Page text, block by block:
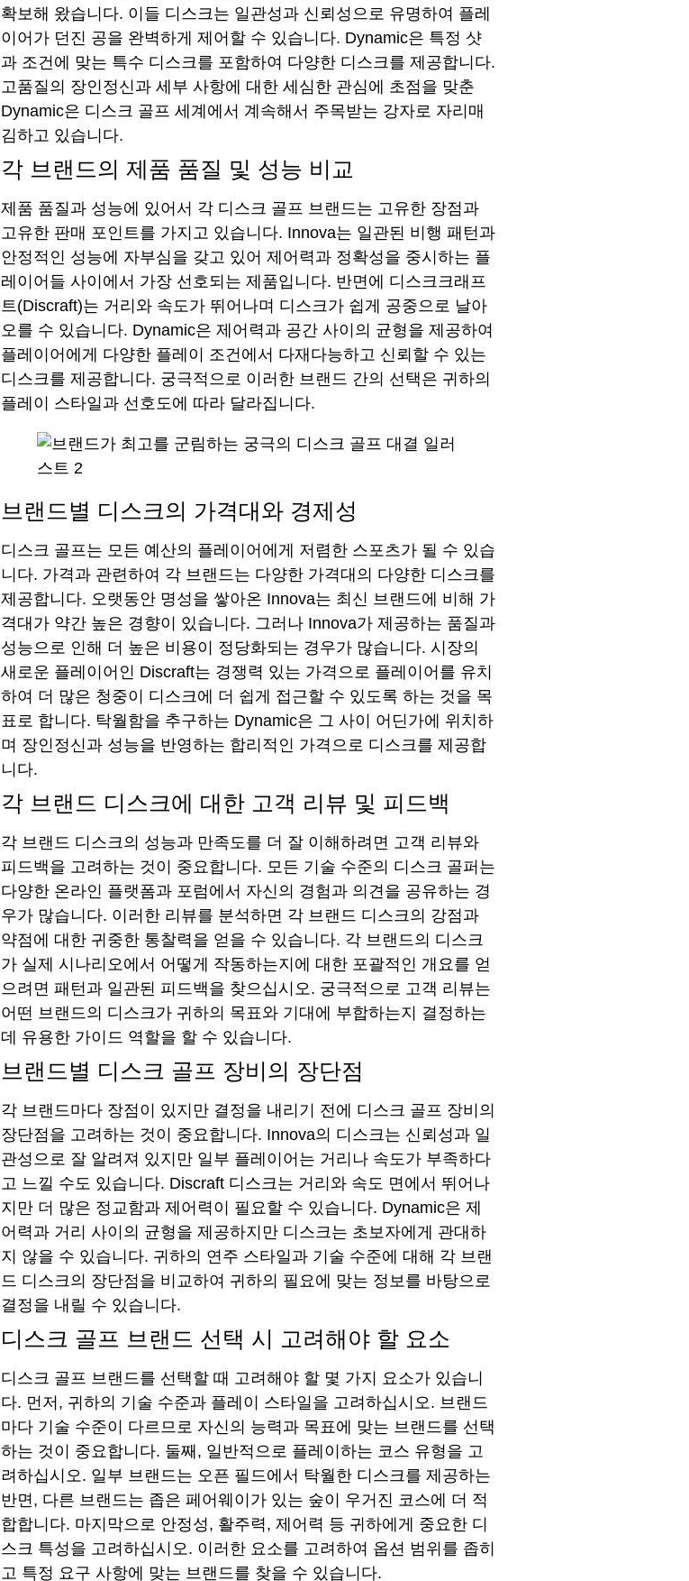
확보해 왔습니다. 이들 디스크는 일관성과 신뢰성으로 유명하여 플레
이어가 던진 공을 완벽하게 제어할 수 있습니다. Dynamic은 특정 샷
과 조건에 맞는 특수 디스크를 포함하여 다양한 디스크를 제공합니다.
고품질의 장인정신과 세부 사항에 대한 세심한 관심에 초점을 맞춘
Dynamic은 디스크 골프 세계에서 계속해서 주목받는 강자로 자리매
김하고 있습니다.
각 브랜드의 제품 품질 및 성능 비교
제품 품질과 성능에 있어서 각 디스크 골프 브랜드는 고유한 장점과
고유한 판매 포인트를 가지고 있습니다. Innova는 일관된 비행 패턴과
안정적인 성능에 자부심을 갖고 있어 제어력과 정확성을 중시하는 플
레이어들 사이에서 가장 선호되는 제품입니다. 반면에 디스크크래프
트(Discraft)는 거리와 속도가 뛰어나며 디스크가 쉽게 공중으로 날아
오를 수 있습니다. Dynamic은 제어력과 공간 사이의 균형을 제공하여
플레이어에게 다양한 플레이 조건에서 다재다능하고 신뢰할 수 있는
디스크를 제공합니다. 궁극적으로 이러한 브랜드 간의 선택은 귀하의
플레이 스타일과 선호도에 따라 달라집니다.
브랜드별 디스크의 가격대와 경제성
디스크 골프는 모든 예산의 플레이어에게 저렴한 스포츠가 될 수 있습
니다. 가격과 관련하여 각 브랜드는 다양한 가격대의 다양한 디스크를
제공합니다. 오랫동안 명성을 쌓아온 Innova는 최신 브랜드에 비해 가
격대가 약간 높은 경향이 있습니다. 그러나 Innova가 제공하는 품질과
성능으로 인해 더 높은 비용이 정당화되는 경우가 많습니다. 시장의
새로운 플레이어인 Discraft는 경쟁력 있는 가격으로 플레이어를 유치
하여 더 많은 청중이 디스크에 더 쉽게 접근할 수 있도록 하는 것을 목
표로 합니다. 탁월함을 추구하는 Dynamic은 그 사이 어딘가에 위치하
며 장인정신과 성능을 반영하는 합리적인 가격으로 디스크를 제공합
니다.
각 브랜드 디스크에 대한 고객 리뷰 및 피드백
각 브랜드 디스크의 성능과 만족도를 더 잘 이해하려면 고객 리뷰와
피드백을 고려하는 것이 중요합니다. 모든 기술 수준의 디스크 골퍼는
다양한 온라인 플랫폼과 포럼에서 자신의 경험과 의견을 공유하는 경
우가 많습니다. 이러한 리뷰를 분석하면 각 브랜드 디스크의 강점과
약점에 대한 귀중한 통찰력을 얻을 수 있습니다. 각 브랜드의 디스크
가 실제 시나리오에서 어떻게 작동하는지에 대한 포괄적인 개요를 얻
으려면 패턴과 일관된 피드백을 찾으십시오. 궁극적으로 고객 리뷰는
어떤 브랜드의 디스크가 귀하의 목표와 기대에 부합하는지 결정하는
데 유용한 가이드 역할을 할 수 있습니다.
브랜드별 디스크 골프 장비의 장단점
각 브랜드마다 장점이 있지만 결정을 내리기 전에 디스크 골프 장비의
장단점을 고려하는 것이 중요합니다. Innova의 디스크는 신뢰성과 일
관성으로 잘 알려져 있지만 일부 플레이어는 거리나 속도가 부족하다
고 느낄 수도 있습니다. Discraft 디스크는 거리와 속도 면에서 뛰어나
지만 더 많은 정교함과 제어력이 필요할 수 있습니다. Dynamic은 제
어력과 거리 사이의 균형을 제공하지만 디스크는 초보자에게 관대하
지 않을 수 있습니다. 귀하의 연주 스타일과 기술 수준에 대해 각 브랜
드 디스크의 장단점을 비교하여 귀하의 필요에 맞는 정보를 바탕으로
결정을 내릴 수 있습니다.
디스크 골프 브랜드 선택 시 고려해야 할 요소
디스크 골프 브랜드를 선택할 때 고려해야 할 몇 가지 요소가 있습니
다. 먼저, 귀하의 기술 수준과 플레이 스타일을 고려하십시오. 브랜드
마다 기술 수준이 다르므로 자신의 능력과 목표에 맞는 브랜드를 선택
하는 것이 중요합니다. 둘째, 일반적으로 플레이하는 코스 유형을 고
려하십시오. 일부 브랜드는 오픈 필드에서 탁월한 디스크를 제공하는
반면, 다른 브랜드는 좁은 페어웨이가 있는 숲이 우거진 코스에 더 적
합합니다. 마지막으로 안정성, 활주력, 제어력 등 귀하에게 중요한 디
스크 특성을 고려하십시오. 이러한 요소를 고려하여 옵션 범위를 좁히
고 특정 요구 사항에 맞는 브랜드를 찾을 수 있습니다.